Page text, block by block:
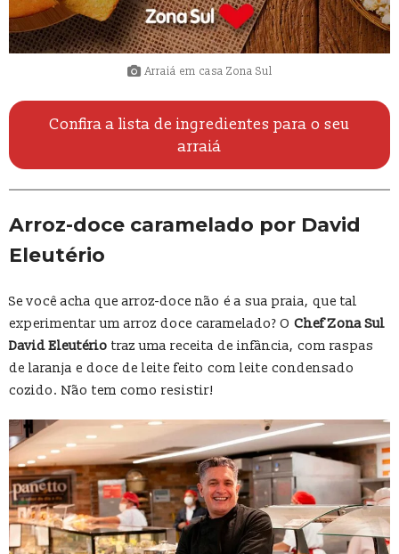
Arraiá em casa Zona Sul
Confira a lista de ingredientes para o seu
arraiá
Arroz-doce caramelado por David
Eleutério
Se você acha que arroz-doce não é a sua praia, que tal
experimentar um arroz doce caramelado? O Chef Zona Sul
David Eleutério traz uma receita de infância, com raspas
de laranja e doce de leite feito com leite condensado
cozido. Não tem como resistir!